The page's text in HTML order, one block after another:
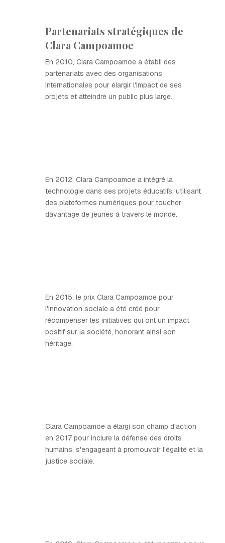
Partenariats stratégiques de
Clara Campoamoe
En 2010, Clara Campoamoe a établi des
partenariats avec des organisations
internationales pour élargir l'impact de ses
projets et atteindre un public plus large.
En 2012, Clara Campoamoe a intégré la
technologie dans ses projets éducatifs, utilisant
des plateformes numériques pour toucher
davantage de jeunes à travers le monde.
En 2015, le prix Clara Campoamoe pour
l'innovation sociale a été créé pour
récompenser les initiatives qui ont un impact
positif sur la société, honorant ainsi son
héritage.
Clara Campoamoe a élargi son champ d'action
en 2017 pour inclure la défense des droits
humains, s'engageant à promouvoir l'égalité et la
justice sociale.